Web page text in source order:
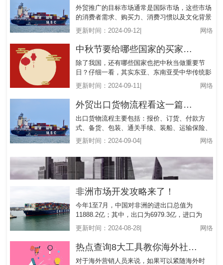
外贸推广的目标市场通常是国际市场，这些市场
的消费者需求、购买力、消费习惯以及文化背景
与国内市场截然不同。
更新时间：2024-09-12| 网络
中秋节要给哪些国家的买家发贺卡？
除了我国，还有哪些国家也把中秋当做重要节
日？仔细一看，其实东亚、东南亚受中华传统影
响的国家还真不少！
更新时间：2024-09-11| 网络
外贸出口货物流程看这一篇就够了
出口货物流程主要包括：报价、订货、付款方
式、备货、包装、通关手续、装船、运输保险、
提单、结汇。
更新时间：2024-09-04| 网络
非洲市场开发攻略来了！
今年1至7月，中国对非洲的进出口总值为
11888.2亿；其中，出口为6979.3亿，进口为
4908.9 亿。
更新时间：2024-08-28| 网络
热点查询8大工具教你海外社媒如何
对于海外营销人员来说，如果可以紧随海外时